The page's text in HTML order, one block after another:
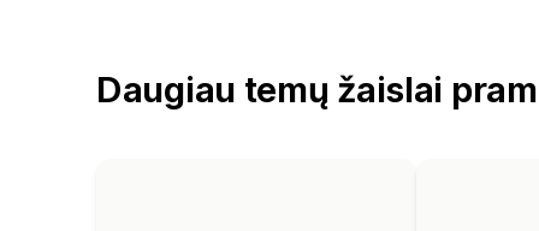
Daugiau temų žaislai